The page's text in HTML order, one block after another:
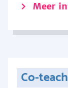
Meer
Co-